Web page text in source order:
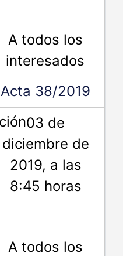
A todos los
interesados
Acta 38/2019
03 de
diciembre de
2019, a las
8:45 horas
A todos los